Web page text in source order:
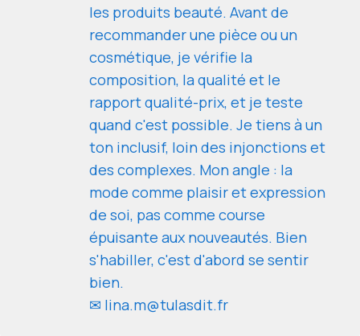
les produits beauté. Avant de
recommander une pièce ou un
cosmétique, je vérifie la
composition, la qualité et le
rapport qualité-prix, et je teste
quand c'est possible. Je tiens à un
ton inclusif, loin des injonctions et
des complexes. Mon angle : la
mode comme plaisir et expression
de soi, pas comme course
épuisante aux nouveautés. Bien
s'habiller, c'est d'abord se sentir
bien.
✉ lina.m@tulasdit.fr